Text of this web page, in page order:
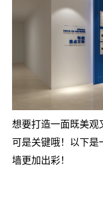
想要打造一面既美
可是关键哦！以下
墙更加出彩！